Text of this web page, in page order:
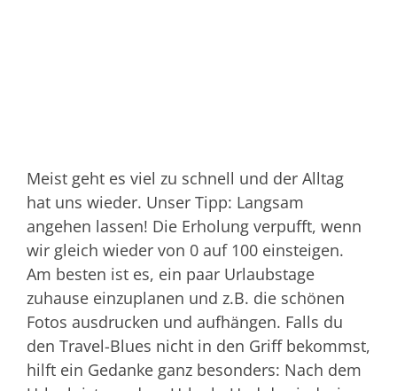
Meist geht es viel zu schnell und der Alltag
hat uns wieder. Unser Tipp: Langsam
angehen lassen! Die Erholung verpufft, wenn
wir gleich wieder von 0 auf 100 einsteigen.
Am besten ist es, ein paar Urlaubstage
zuhause einzuplanen und z.B. die schönen
Fotos ausdrucken und aufhängen. Falls du
den Travel-Blues nicht in den Griff bekommst,
hilft ein Gedanke ganz besonders: Nach dem